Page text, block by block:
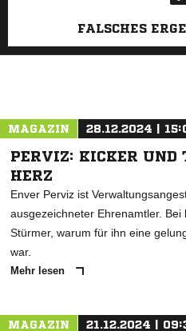
FALSCHES
MAGAZIN 28.12.2024 |
PERVIZ: KICKER
HERZ
Enver Perviz ist
ausgezeichneter Ehrenamtler. Bei
Stürmer, warum für ihn eine
war.
Mehr lesen
MAGAZIN 21.12.2024 |